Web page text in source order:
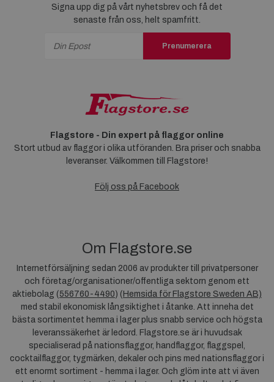
Signa upp dig på vårt nyhetsbrev och få det
senaste från oss, helt spamfritt.
Prenumerera
Flagstore - Din expert på flaggor online
Stort utbud av flaggor i olika utföranden. Bra priser och snabba
leveranser. Välkommen till Flagstore!
Följ oss på Facebook
Om Flagstore.se
Internetförsäljning sedan 2006 av produkter till privatpersoner
och företag/organisationer/offentliga sektorn genom ett
aktiebolag (556760-4490) ( Hemsida för Flagstore Sweden AB)
med stabil ekonomisk långsiktighet i åtanke. Att inneha det
bästa sortimentet hemma i lager plus snabb service och högsta
leveranssäkerhet är ledord. Flagstore.se är i huvudsak
specialiserad på nationsflaggor, handflaggor, flaggspel,
cocktailflaggor, tygmärken, dekaler och pins med nationsflaggor i
ett enormt sortiment - hemma i lager. Och glöm inte att vi även